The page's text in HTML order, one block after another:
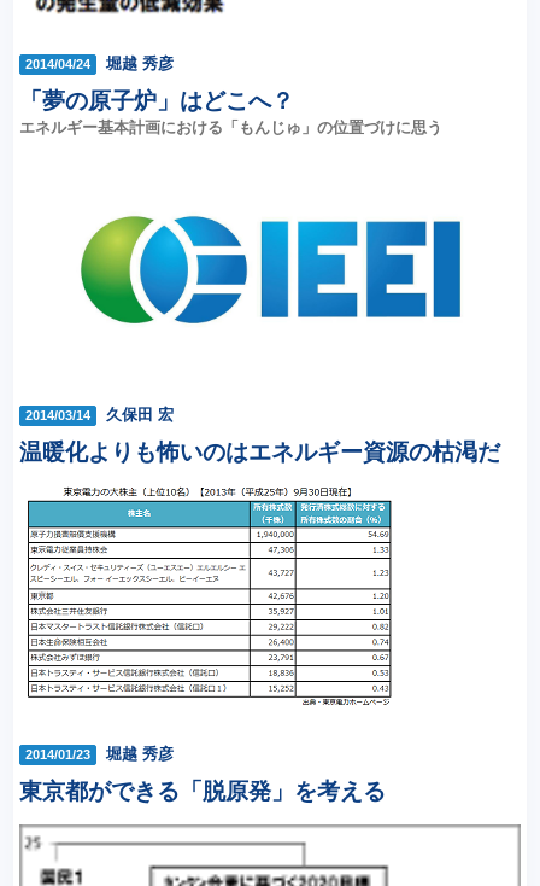
2014/04/24 堀越 秀彦
「夢の原子炉」はどこへ？
エネルギー基本計画における「もんじゅ」の位置づけに思う
2014/03/14 久保田 宏
温暖化よりも怖いのはエネルギー資源の枯渇だ
2014/01/23 堀越 秀彦
東京都ができる「脱原発」を考える